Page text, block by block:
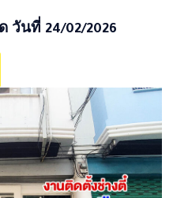
วันที่ 24/02/2026